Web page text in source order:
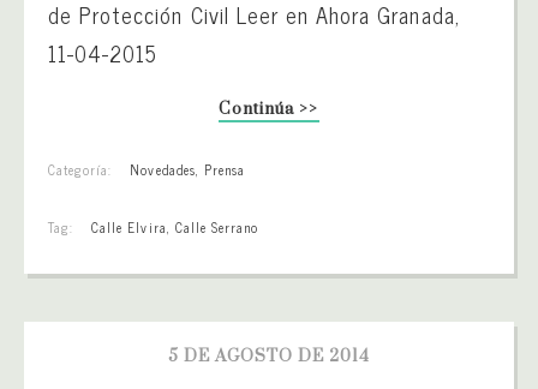
de Protección Civil Leer en Ahora Granada,
11-04-2015
Continúa >>
Categoría: Novedades, Prensa
Tag: Calle Elvira, Calle Serrano
5 DE AGOSTO DE 2014